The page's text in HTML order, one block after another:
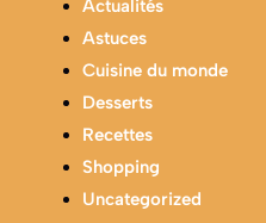
Actualités
Astuces
Cuisine du monde
Desserts
Recettes
Shopping
Uncategorized